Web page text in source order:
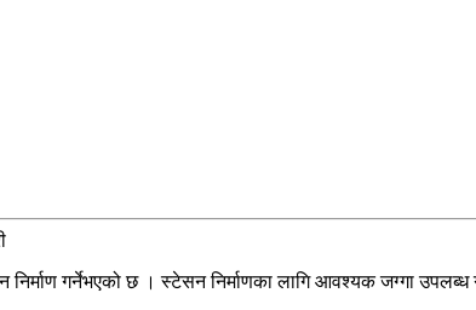
गर्नेभएको छ । स्टेसन निर्माणका लागि आवश्यक जग्गा